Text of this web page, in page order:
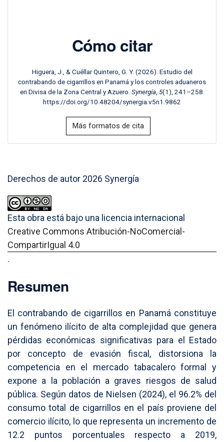
Cómo citar
Higuera, J., & Cuéllar Quintero, G. Y. (2026). Estudio del
contrabando de cigarrillos en Panamá y los controles aduaneros
en Divisa de la Zona Central y Azuero. Synergía, 5(1), 241–258.
https://doi.org/10.48204/synergia.v5n1.9862
Más formatos de cita
Derechos de autor 2026 Synergía
Esta obra está bajo una licencia internacional
Creative Commons Atribución-NoComercial-
CompartirIgual 4.0
.
Resumen
El contrabando de cigarrillos en Panamá constituye
un fenómeno ilícito de alta complejidad que genera
pérdidas económicas significativas para el Estado
por concepto de evasión fiscal, distorsiona la
competencia en el mercado tabacalero formal y
expone a la población a graves riesgos de salud
pública. Según datos de Nielsen (2024), el 96.2% del
consumo total de cigarrillos en el país proviene del
comercio ilícito, lo que representa un incremento de
12.2 puntos porcentuales respecto a 2019,